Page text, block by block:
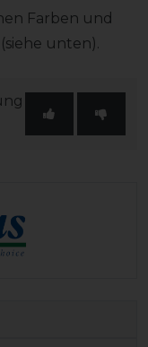
Farben und
unten).